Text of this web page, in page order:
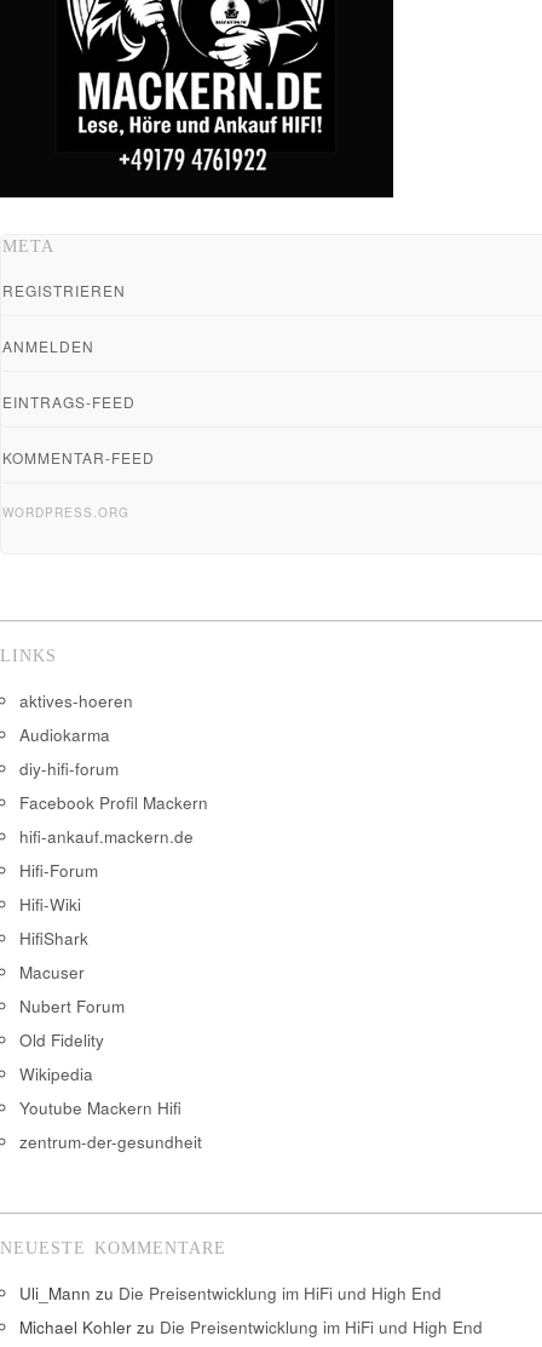
META
REGISTRIEREN
ANMELDEN
EINTRAGS-FEED
KOMMENTAR-FEED
WORDPRESS.ORG
LINKS
aktives-hoeren
Audiokarma
diy-hifi-forum
Facebook Profil Mackern
hifi-ankauf.mackern.de
Hifi-Forum
Hifi-Wiki
HifiShark
Macuser
Nubert Forum
Old Fidelity
Wikipedia
Youtube Mackern Hifi
zentrum-der-gesundheit
NEUESTE KOMMENTARE
Uli_Mann zu Die Preisentwicklung im HiFi und High End
Michael Kohler zu Die Preisentwicklung im HiFi und High End